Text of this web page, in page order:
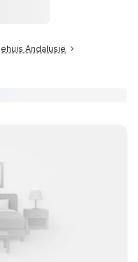
Andalusië